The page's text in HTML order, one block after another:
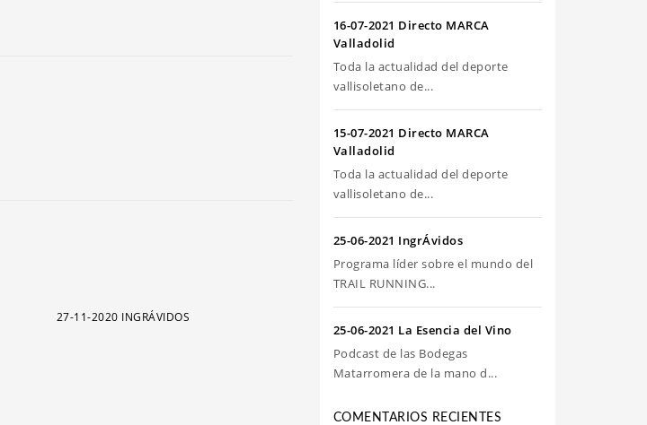
27-11-2020 INGRÁVIDOS
16-07-2021 Directo MARCA
Valladolid
Toda la actualidad del deporte
vallisoletano de...
15-07-2021 Directo MARCA
Valladolid
Toda la actualidad del deporte
vallisoletano de...
25-06-2021 IngrÁvidos
Programa líder sobre el mundo del
TRAIL RUNNING...
25-06-2021 La Esencia del Vino
Podcast de las Bodegas
Matarromera de la mano d...
COMENTARIOS RECIENTES